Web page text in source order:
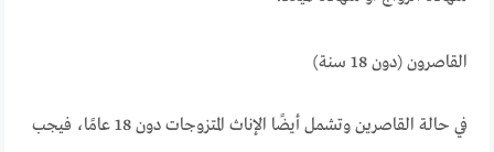
القاصرون (دون 18 سنة)
في حالة القاصرين وتشمل أيضًا الإناث المتزوجات دون 18 عامًا، فيجب